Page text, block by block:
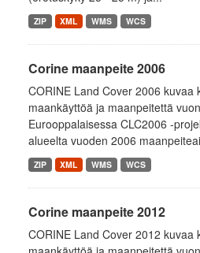
ZIP XML WMS WCS
Corine maanpeite 2006
CORINE Land Cover 2006 kuvaa
maankäyttöä ja maanpeitettä
Eurooppalaisessa CLC2006 -
alueelta vuoden 2006
ZIP XML WMS WCS
Corine maanpeite 2012
CORINE Land Cover 2012 kuvaa